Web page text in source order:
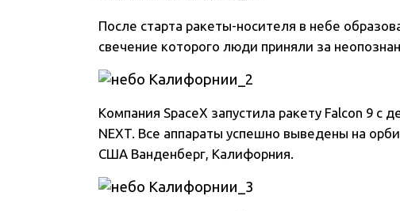
После старта ракеты-носителя в небе
свечение которого люди приняли за
Компания SpaceX запустила ракету Falcon 9 с
NEXT. Все аппараты успешно выведены на
США Ванденберг, Калифорния.